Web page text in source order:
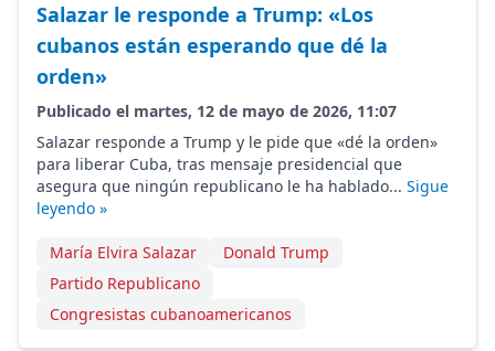
Salazar le responde a Trump: «Los
cubanos están esperando que dé la
orden»
Publicado el martes, 12 de mayo de 2026, 11:07
Salazar responde a Trump y le pide que «dé la orden»
para liberar Cuba, tras mensaje presidencial que
asegura que ningún republicano le ha hablado... Sigue
leyendo »
María Elvira Salazar
Donald Trump
Partido Republicano
Congresistas cubanoamericanos